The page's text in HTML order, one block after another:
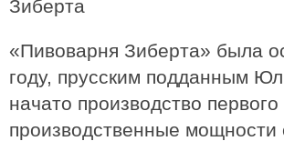
«Пивоварня Зиберта» была
году, прусским подданным
начато производство
производственные мощности